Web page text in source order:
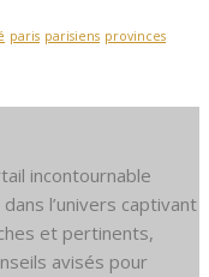
paris parisiens provinces
incontournable
l’univers captivant
et pertinents,
avisés pour